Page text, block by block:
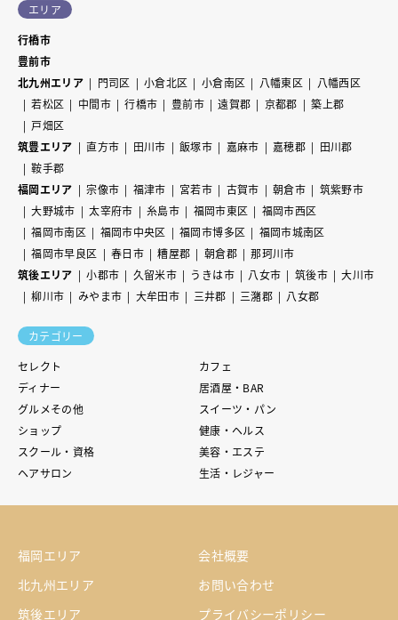
エリア
行橋市
豊前市
北九州エリア
門司区 小倉北区 小倉南区 八幡東区
八幡西区
若松区
中間市 行橋市 豊前市 遠賀郡 京都郡
築上郡
戸畑区
筑豊エリア
直方市 田川市 飯塚市 嘉麻市 嘉穂郡
田川郡
鞍手郡
福岡エリア
宗像市 福津市 宮若市 古賀市 朝倉市
筑紫野市
大野城市
太宰府市 糸島市 福岡市東区
福岡市西区
福岡市南区
福岡市中央区 福岡市博多区
福岡市城南区
福岡市早良区
春日市 糟屋郡 朝倉郡
那珂川市
筑後エリア
小郡市 久留米市 うきは市 八女市 筑後市
大川市
柳川市
みやま市 大牟田市 三井郡 三潴郡 八女郡
カテゴリー
セレクト
カフェ
ディナー
居酒屋・BAR
グルメその他
スイーツ・パン
ショップ
健康・ヘルス
スクール・資格
美容・エステ
ヘアサロン
生活・レジャー
福岡エリア
北九州エリア
筑後エリア
会社概要
お問い合わせ
プライバシーポリシー